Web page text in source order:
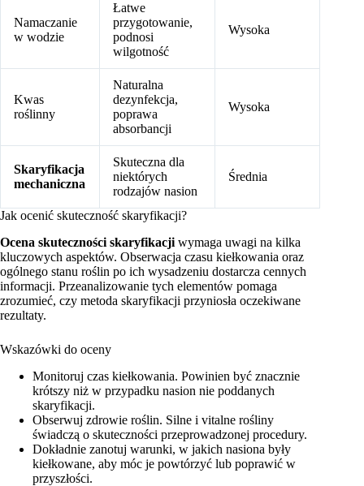
Namaczanie
w wodzie
Łatwe
przygotowanie,
podnosi
wilgotność
Wysoka
Kwas
roślinny
Naturalna
dezynfekcja,
poprawa
absorbancji
Wysoka
Skaryfikacja
mechaniczna
Skuteczna dla
niektórych
rodzajów nasion
Średnia
Jak ocenić skuteczność skaryfikacji?
Ocena skuteczności skaryfikacji wymaga uwagi na kilka
kluczowych aspektów. Obserwacja czasu kiełkowania oraz
ogólnego stanu roślin po ich wysadzeniu dostarcza cennych
informacji. Przeanalizowanie tych elementów pomaga
zrozumieć, czy metoda skaryfikacji przyniosła oczekiwane
rezultaty.
Wskazówki do oceny
Monitoruj czas kiełkowania. Powinien być znacznie
krótszy niż w przypadku nasion nie poddanych
skaryfikacji.
Obserwuj zdrowie roślin. Silne i vitalne rośliny
świadczą o skuteczności przeprowadzonej procedury.
Dokładnie zanotuj warunki, w jakich nasiona były
kiełkowane, aby móc je powtórzyć lub poprawić w
przyszłości.